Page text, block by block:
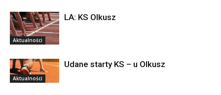
Aktualności
LA: KS Olkusz
Aktualności
Udane starty KS – u Olkusz